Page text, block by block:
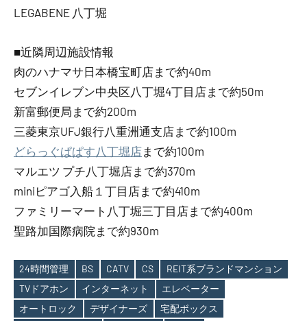
LEGABENE 八丁堀
■近隣周辺施設情報
肉のハナマサ日本橋宝町店まで約40m
セブンイレブン中央区八丁堀4丁目店まで約50m
新富郵便局まで約200m
三菱東京UFJ銀行八重洲通支店まで約100m
どらっぐぱぱす八丁堀店まで約100m
マルエツ プチ八丁堀店まで約370m
miniピアゴ入船１丁目店まで約410m
ファミリーマート八丁堀三丁目店まで約400m
聖路加国際病院まで約930m
Tags
24時間管理 BS CATV CS
REIT系ブランドマンション
TVドアホン
インターネット
エレベーター
オートロック
デザイナーズ
宅配ボックス